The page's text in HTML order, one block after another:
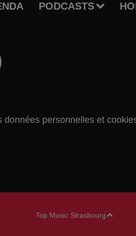
PODCASTS
Top Music Strasbourg
données personnelles et